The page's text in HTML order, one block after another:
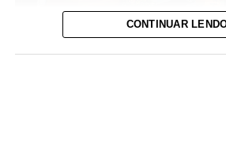
CONTINUAR